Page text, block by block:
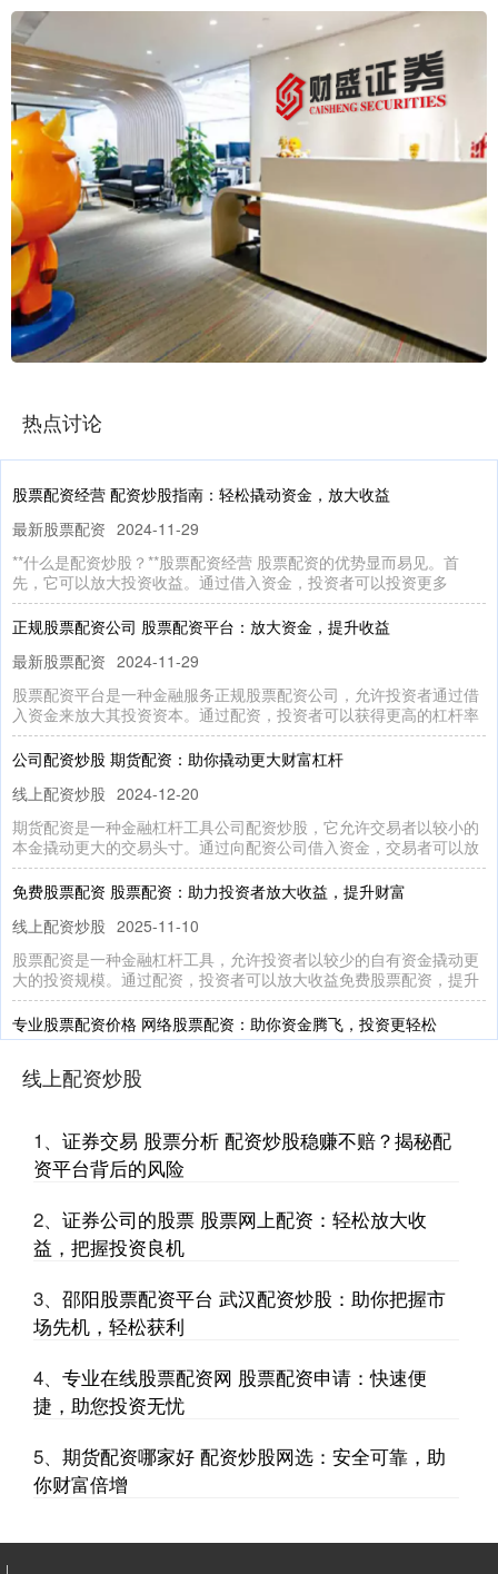
热点讨论
股票配资经营 配资炒股指南：轻松撬动资金，放大收益
最新股票配资 2024-11-29
**什么是配资炒股？**股票配资经营 股票配资的优势显而易见。首
先，它可以放大投资收益。通过借入资金，投资者可以投资更多
正规股票配资公司 股票配资平台：放大资金，提升收益
最新股票配资 2024-11-29
股票配资平台是一种金融服务正规股票配资公司，允许投资者通过借
入资金来放大其投资资本。通过配资，投资者可以获得更高的杠杆率
公司配资炒股 期货配资：助你撬动更大财富杠杆
线上配资炒股 2024-12-20
期货配资是一种金融杠杆工具公司配资炒股，它允许交易者以较小的
本金撬动更大的交易头寸。通过向配资公司借入资金，交易者可以放
免费股票配资 股票配资：助力投资者放大收益，提升财富
线上配资炒股 2025-11-10
股票配资是一种金融杠杆工具，允许投资者以较少的自有资金撬动更
大的投资规模。通过配资，投资者可以放大收益免费股票配资，提升
专业股票配资价格 网络股票配资：助你资金腾飞，投资更轻松
网络股票配资是一种新型的金融服务专业股票配资价格，它为投资者
合肥股票配资 全国股票配资公司：助您投资，成就财富梦想
在当今竞争激烈的金融市场中，股票配资已成为投资者实现财富梦想
的重要工具。全国股票配资公司为投资者提供杠杆资金合肥股票配资
股票配资利息 炒股配资平台选：助你投资更上一层楼
最新股票配资
2025-01-20
杆资金，放大投资收益。选择合适的炒股配资平台，可以有效提升投
邵阳股票配资 股票配资风险：高收益背后的潜在陷阱
最新股票配资 2025-06-10
股票配资是一种杠杆投资方式，允许投资者以较小的自有资金撬动更
线上配资炒股
1、 证券交易 股票分析 配资炒股稳赚不赔？揭秘配
资平台背后的风险
2、 证券公司的股票 股票网上配资：轻松放大收
益，把握投资良机
3、 邵阳股票配资平台 武汉配资炒股：助你把握市
场先机，轻松获利
4、 专业在线股票配资网 股票配资申请：快速便
捷，助您投资无忧
5、 期货配资哪家好 配资炒股网选：安全可靠，助
你财富倍增